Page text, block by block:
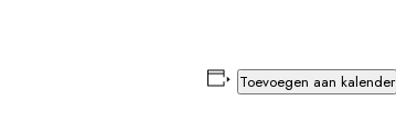
Toevoegen aan kalender